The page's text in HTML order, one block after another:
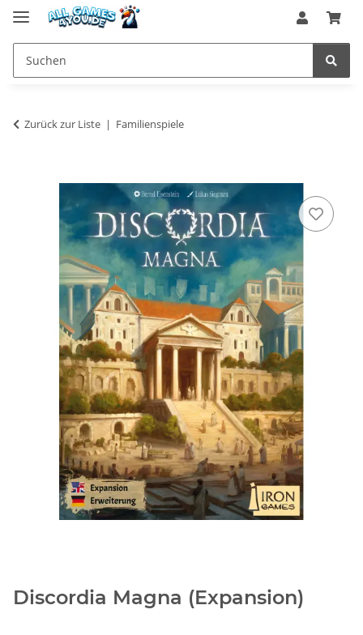
Zurück zur Liste Familienspiele
Discordia Magna (Expansion)